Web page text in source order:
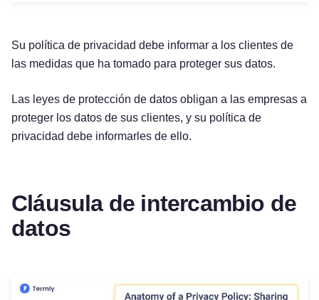
Su política de privacidad debe informar a los clientes de
las medidas que ha tomado para proteger sus datos.
Las leyes de protección de datos obligan a las empresas a
proteger los datos de sus clientes, y su política de
privacidad debe informarles de ello.
Cláusula de intercambio de
datos